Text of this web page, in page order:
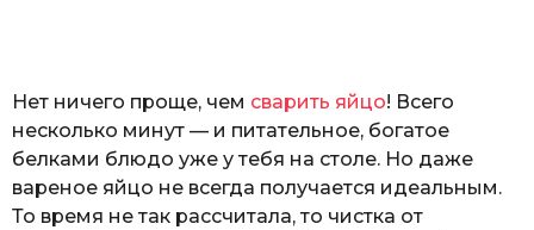
р
к
а
л
ю
к
Нет ничего проще, чем сварить яйцо! Всего
несколько минут — и питательное, богатое
белками блюдо уже у тебя на столе. Но даже
вареное яйцо не всегда получается идеальным.
То время не так рассчитала, то чистка от